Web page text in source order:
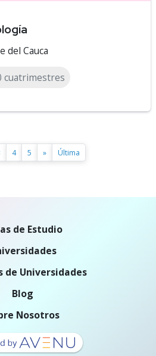
del Cauca
cuatrimestres
4 5 » Última
de Estudio
de Universidades
Blog
Nosotros